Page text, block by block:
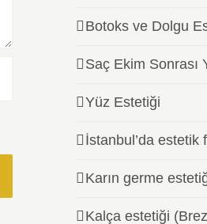
Botoks ve Dolgu
Saç Ekim Sonrası
Yüz Estetiği
İstanbul’da estetik
Karın germe
Kalça estetiği